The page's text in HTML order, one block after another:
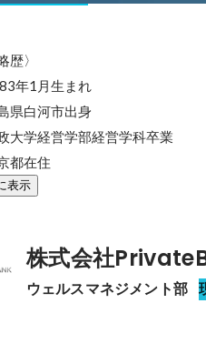
歴〉
年1月生まれ
県白河市出身
大学経営学部経営学科卒業
都在住
表示
株式会社
ウェルスマネジメント部